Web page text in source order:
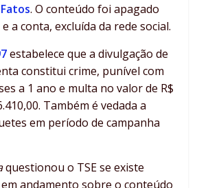
. O conteúdo foi apagado
a conta, excluída da rede social.
estabelece que a divulgação de
constitui crime, punível com
a 1 ano e multa no valor de R$
Também é vedada a
em período de campanha
questionou o TSE se existe
andamento sobre o conteúdo